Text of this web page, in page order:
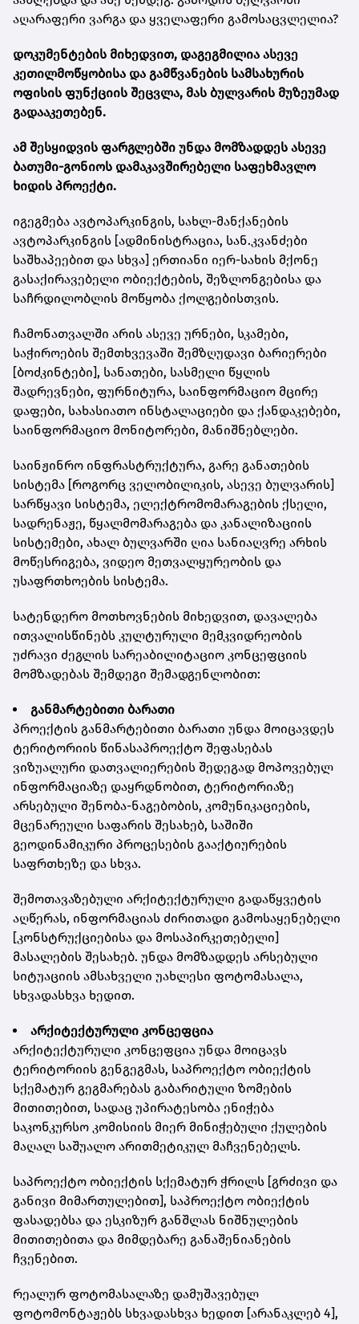
აღარაფერი ვარგა და ყველაფერი გამოსაცვლელია?
დოკუმენტების მიხედვით, დაგეგმილია ასევე
კეთილმოწყობისა და გამწვანების სამსახურის
ოფისის ფუნქციის შეცვლა, მას ბულვარის მუზეუმად
გადააკეთებენ.
ამ შესყიდვის ფარგლებში უნდა მომზადდეს ასევე
ბათუმი-გონიოს დამაკავშირებელი საფეხმავლო
ხიდის პროექტი.
იგეგმება ავტოპარკინგის, სახლ-მანქანების
ავტოპარკინგის [ადმინისტრაცია, სან.კვანძები
საშხაპეებით და სხვა] ერთიანი იერ-სახის მქონე
გასაქირავებელი ობიექტების, შეზლონგებისა და
საჩრდილობლის მოწყობა ქოლგებისთვის.
ჩამონათვალში არის ასევე ურნები, სკამები,
საჭიროების შემთხვევაში შემზღუდავი ბარიერები
[ბოძკინტები], სანათები, სასმელი წყლის
შადრევნები, ფურნიტურა, საინფორმაციო მცირე
დაფები, სახასიათო ინსტალაციები და ქანდაკებები,
საინფორმაციო მონიტორები, მანიშნებლები.
საინჟინრო ინფრასტრუქტურა, გარე განათების
სისტემა [როგორც ველობილიკის, ასევე ბულვარის]
სარწყავი სისტემა, ელექტრომომარაგების ქსელი,
სადრენაჟე, წყალმომარაგება და კანალიზაციის
სისტემები, ახალ ბულვარში ღია სანიაღვრე არხის
მოწესრიგება, ვიდეო მეთვალყურეობის და
უსაფრთხოების სისტემა.
სატენდერო მოთხოვნების მიხედვით, დავალება
ითვალისწინებს კულტურული მემკვიდრეობის
უძრავი ძეგლის სარეაბილიტაციო კონცეფციის
მომზადებას შემდეგი შემადგენლობით:
განმარტებითი ბარათი
პროექტის განმარტებითი ბარათი უნდა მოიცავდეს
ტერიტორიის წინასაპროექტო შეფასებას
ვიზუალური დათვალიერების შედეგად მოპოვებულ
ინფორმაციაზე დაყრდნობით, ტერიტორიაზე
არსებული შენობა-ნაგებობის, კომუნიკაციების,
მცენარეული საფარის შესახებ, საშიში
გეოდინამიკური პროცესების გააქტიურების
საფრთხეზე და სხვა.
შემოთავაზებული არქიტექტურული გადაწყვეტის
აღწერას, ინფორმაციას ძირითადი გამოსაყენებელი
[კონსტრუქციებისა და მოსაპირკეთებელი]
მასალების შესახებ. უნდა მომზადდეს არსებული
სიტუაციის ამსახველი უახლესი ფოტომასალა,
სხვადასხვა ხედით.
არქიტექტურული კონცეფცია
არქიტექტურული კონცეფცია უნდა მოიცავს
ტერიტორიის გენგეგმას, საპროექტო ობიექტის
სქემატურ გეგმარებას გაბარიტული ზომების
მითითებით, სადაც უპირატესობა ენიჭება
საკონკურსო კომისიის მიერ მინიჭებული ქულების
მაღალ საშუალო არითმეტიკულ მაჩვენებელს.
საპროექტო ობიექტის სქემატურ ჭრილს [გრძივი და
განივი მიმართულებით], საპროექტო ობიექტის
ფასადებსა და ესკიზურ განშლას ნიშნულების
მითითებითა და მიმდებარე განაშენიანების
ჩვენებით.
რეალურ ფოტომასალაზე დამუშავებულ
ფოტომონტაჟებს სხვადასხვა ხედით [არანაკლებ 4],